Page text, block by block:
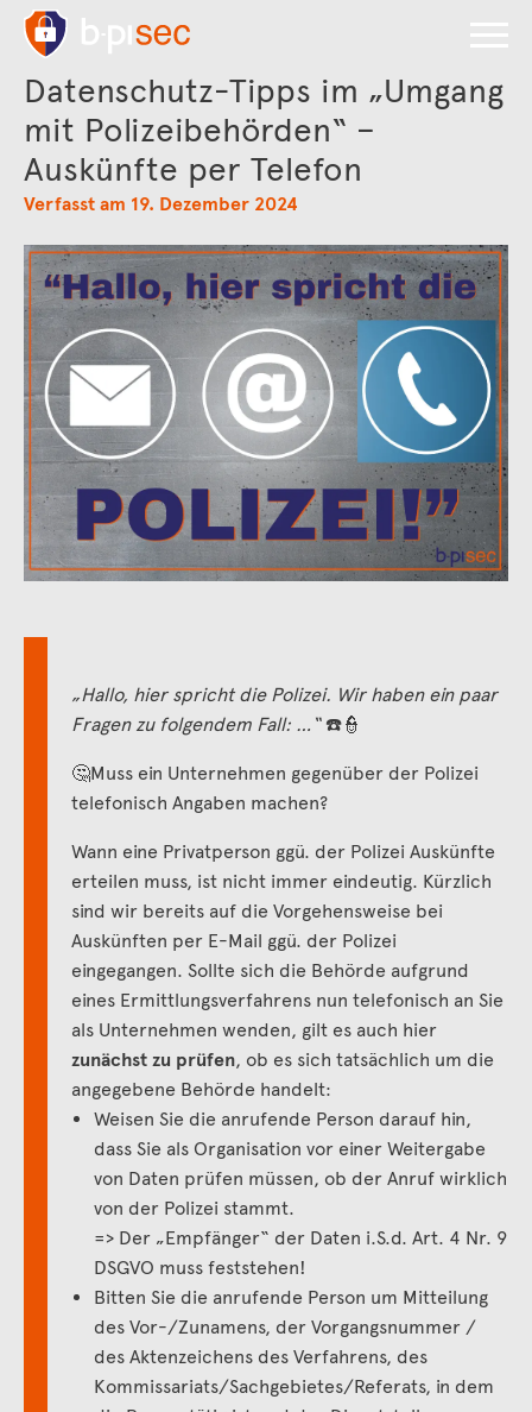
Datenschutz-Tipps im „Umgang
mit Polizeibehörden“ –
Auskünfte per Telefon
Verfasst am 19. Dezember 2024
„Hallo, hier spricht die Polizei. Wir haben ein paar
Fragen zu folgendem Fall: …“ ☎👮
🤔Muss ein Unternehmen gegenüber der Polizei
telefonisch Angaben machen?
Wann eine Privatperson ggü. der Polizei Auskünfte
erteilen muss, ist nicht immer eindeutig. Kürzlich
sind wir bereits auf die Vorgehensweise bei
Auskünften per E-Mail ggü. der Polizei
eingegangen. Sollte sich die Behörde aufgrund
eines Ermittlungsverfahrens nun telefonisch an Sie
als Unternehmen wenden, gilt es auch hier
zunächst zu prüfen, ob es sich tatsächlich um die
angegebene Behörde handelt:
Weisen Sie die anrufende Person darauf hin,
dass Sie als Organisation vor einer Weitergabe
von Daten prüfen müssen, ob der Anruf wirklich
von der Polizei stammt.
=> Der „Empfänger“ der Daten i.S.d. Art. 4 Nr. 9
DSGVO muss feststehen!
Bitten Sie die anrufende Person um Mitteilung
des Vor-/Zunamens, der Vorgangsnummer /
des Aktenzeichens des Verfahrens, des
Kommissariats/Sachgebietes/Referats, in dem